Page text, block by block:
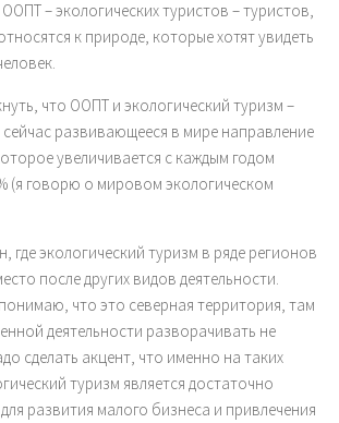
– экологических туристов – туристов,
к природе, которые хотят увидеть
что ООПТ и экологический туризм –
развивающееся в мире направление
увеличивается с каждым годом
(я говорю о мировом экологическом
где экологический туризм в ряде регионов
после других видов деятельности.
что это северная территория, там
деятельности разворачивать не
сделать акцент, что именно на таких
туризм является достаточно
развития малого бизнеса и привлечения